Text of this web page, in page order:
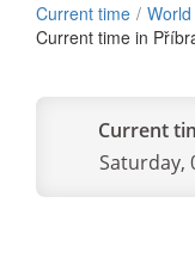
Current time
Current time in
Current
Saturday,